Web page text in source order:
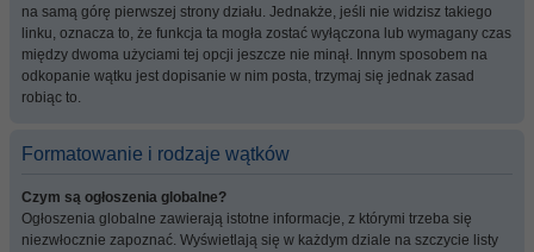
na samą górę pierwszej strony działu. Jednakże, jeśli nie widzisz takiego
linku, oznacza to, że funkcja ta mogła zostać wyłączona lub wymagany czas
między dwoma użyciami tej opcji jeszcze nie minął. Innym sposobem na
odkopanie wątku jest dopisanie w nim posta, trzymaj się jednak zasad
robiąc to.
Formatowanie i rodzaje wątków
Czym są ogłoszenia globalne?
Ogłoszenia globalne zawierają istotne informacje, z którymi trzeba się
niezwłocznie zapoznać. Wyświetlają się w każdym dziale na szczycie listy